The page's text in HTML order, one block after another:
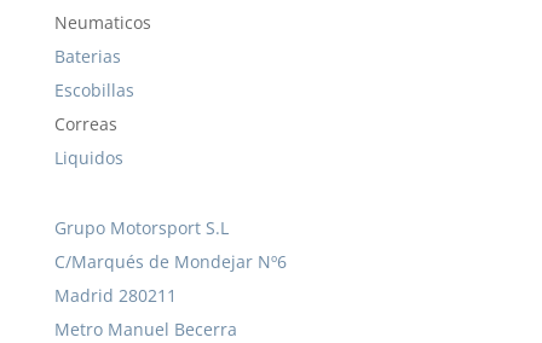
Neumaticos
Baterias
Escobillas
Correas
Liquidos
Grupo Motorsport S.L
C/Marqués de Mondejar Nº6
Madrid 280211
Metro Manuel Becerra